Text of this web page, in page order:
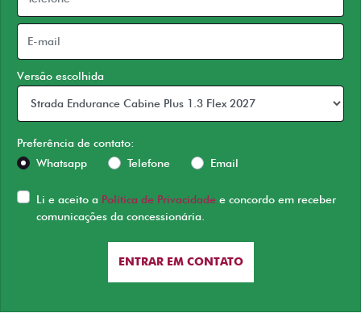
Versão escolhida
Preferência de contato:
Whatsapp
Telefone Email
Li e aceito a Política de Privacidade e concordo em receber
comunicações da concessionária.
ENTRAR EM CONTATO